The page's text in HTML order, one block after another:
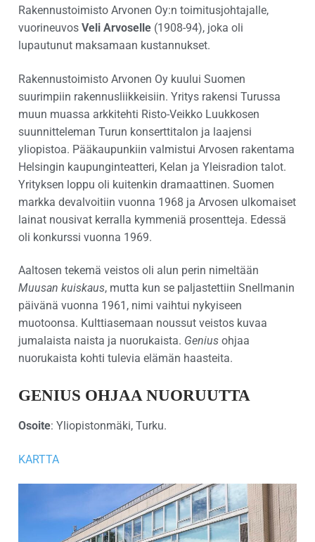
Rakennustoimisto Arvonen Oy:n toimitusjohtajalle,
vuorineuvos Veli Arvoselle (1908-94), joka oli
lupautunut maksamaan kustannukset.
Rakennustoimisto Arvonen Oy kuului Suomen
suurimpiin rakennusliikkeisiin. Yritys rakensi Turussa
muun muassa arkkitehti Risto-Veikko Luukkosen
suunnitteleman Turun konserttitalon ja laajensi
yliopistoa. Pääkaupunkiin valmistui Arvosen rakentama
Helsingin kaupunginteatteri, Kelan ja Yleisradion talot.
Yrityksen loppu oli kuitenkin dramaattinen. Suomen
markka devalvoitiin vuonna 1968 ja Arvosen ulkomaiset
lainat nousivat kerralla kymmeniä prosentteja. Edessä
oli konkurssi vuonna 1969.
Aaltosen tekemä veistos oli alun perin nimeltään
Muusan kuiskaus, mutta kun se paljastettiin Snellmanin
päivänä vuonna 1961, nimi vaihtui nykyiseen
muotoonsa. Kulttiasemaan noussut veistos kuvaa
jumalaista naista ja nuorukaista. Genius ohjaa
nuorukaista kohti tulevia elämän haasteita.
GENIUS OHJAA NUORUUTTA
Osoite: Yliopistonmäki, Turku.
KARTTA